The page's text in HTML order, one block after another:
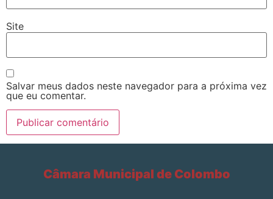
Site
Salvar meus dados neste navegador para a próxima vez
que eu comentar.
Câmara Municipal de Colombo